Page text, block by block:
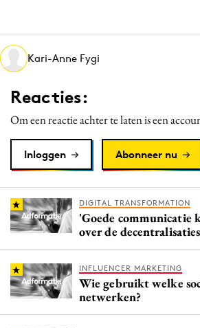
Martech
Media
Merkstrategie
Purpose Marketing
Reputatie & crisis
Kari-Anne Fygi
Reacties:
Om een reactie achter te laten is een
Inloggen Abonneer nu
DIGITAL TRANSFORMATION
'Goede communicatie
over de
INFLUENCER MARKETING
Wie gebruikt welke
netwerken?